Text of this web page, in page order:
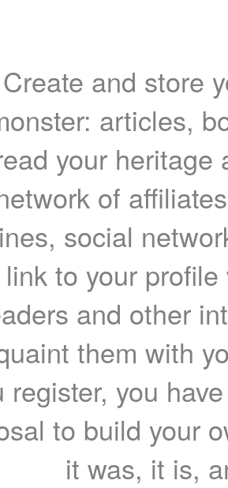
Create and store
articles,
your heritage
of
social
to your
and other
them with
register, you
to build your
it was, it is,